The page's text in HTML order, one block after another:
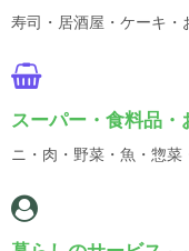
寿司・居酒屋・ケーキ・
スーパー・食料品・
ニ・肉・野菜・魚・惣菜